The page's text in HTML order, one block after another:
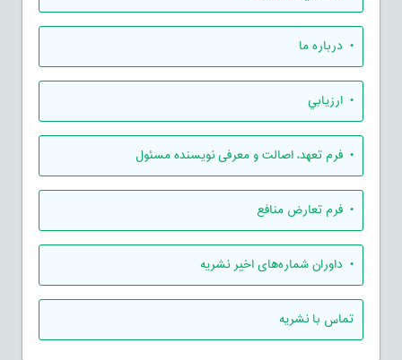
• درباره ما
• ارزيابي
• فرم تعهد، اصالت و معرفی نویسنده مسئول
• فرم تعارض منافع
• داوران شماره‌های اخیر نشریه
تماس با نشریه